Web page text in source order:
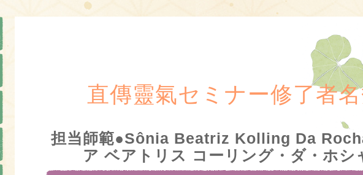
直傳靈氣セミナー修了者
担当師範●Sônia Beatriz Kolling Da
ア ベアトリス コーリング・ダ・ホシ